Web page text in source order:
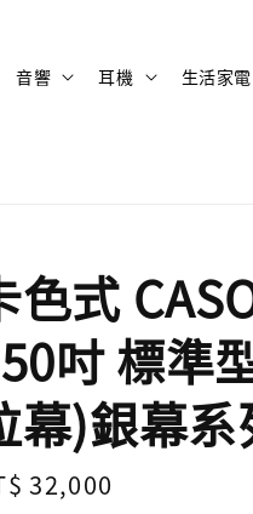
音響 耳機 生活家電
色式
吋 標準
幕)銀幕
32,000